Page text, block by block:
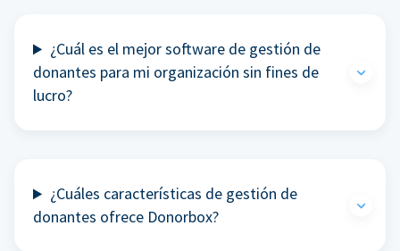
¿Cuál es el mejor software de gestión de
donantes para mi organización sin fines de
lucro?
¿Cuáles características de gestión de
donantes ofrece Donorbox?